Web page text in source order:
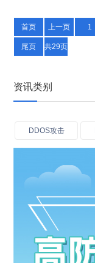
首页 上一页 1
尾页 共29页
资讯类别
DDOS攻击